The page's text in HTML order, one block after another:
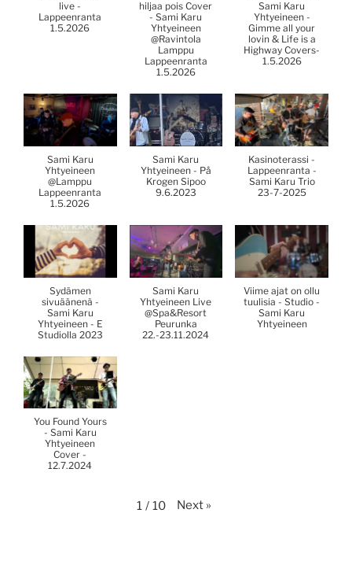
live -
Lappeenranta
1.5.2026
hiljaa pois Cover
- Sami Karu
Yhtyeineen
@Ravintola
Lamppu
Lappeenranta
1.5.2026
Sami Karu
Yhtyeineen -
Gimme all your
lovin & Life is a
Highway Covers-
1.5.2026
Sami Karu
Yhtyeineen
@Lamppu
Lappeenranta
1.5.2026
Sami Karu
Yhtyeineen - På
Krogen Sipoo
9.6.2023
Kasinoterassi -
Lappeenranta -
Sami Karu Trio
23-7-2025
Sydämen
sivuäänenä -
Sami Karu
Yhtyeineen - E
Studiolla 2023
Sami Karu
Yhtyeineen Live
@Spa&Resort
Peurunka
22.-23.11.2024
Viime ajat on ollu
tuulisia - Studio -
Sami Karu
Yhtyeineen
You Found Yours
- Sami Karu
Yhtyeineen
Cover -
12.7.2024
1 / 10 Next »